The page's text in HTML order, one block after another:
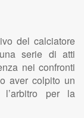
del calciatore
serie di atti
nei confronti
aver colpito un
per la